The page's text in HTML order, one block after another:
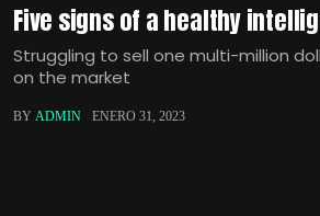
Five signs of a healthy
Struggling to sell one multi-million
on the market
BY ADMIN ENERO 31, 2023